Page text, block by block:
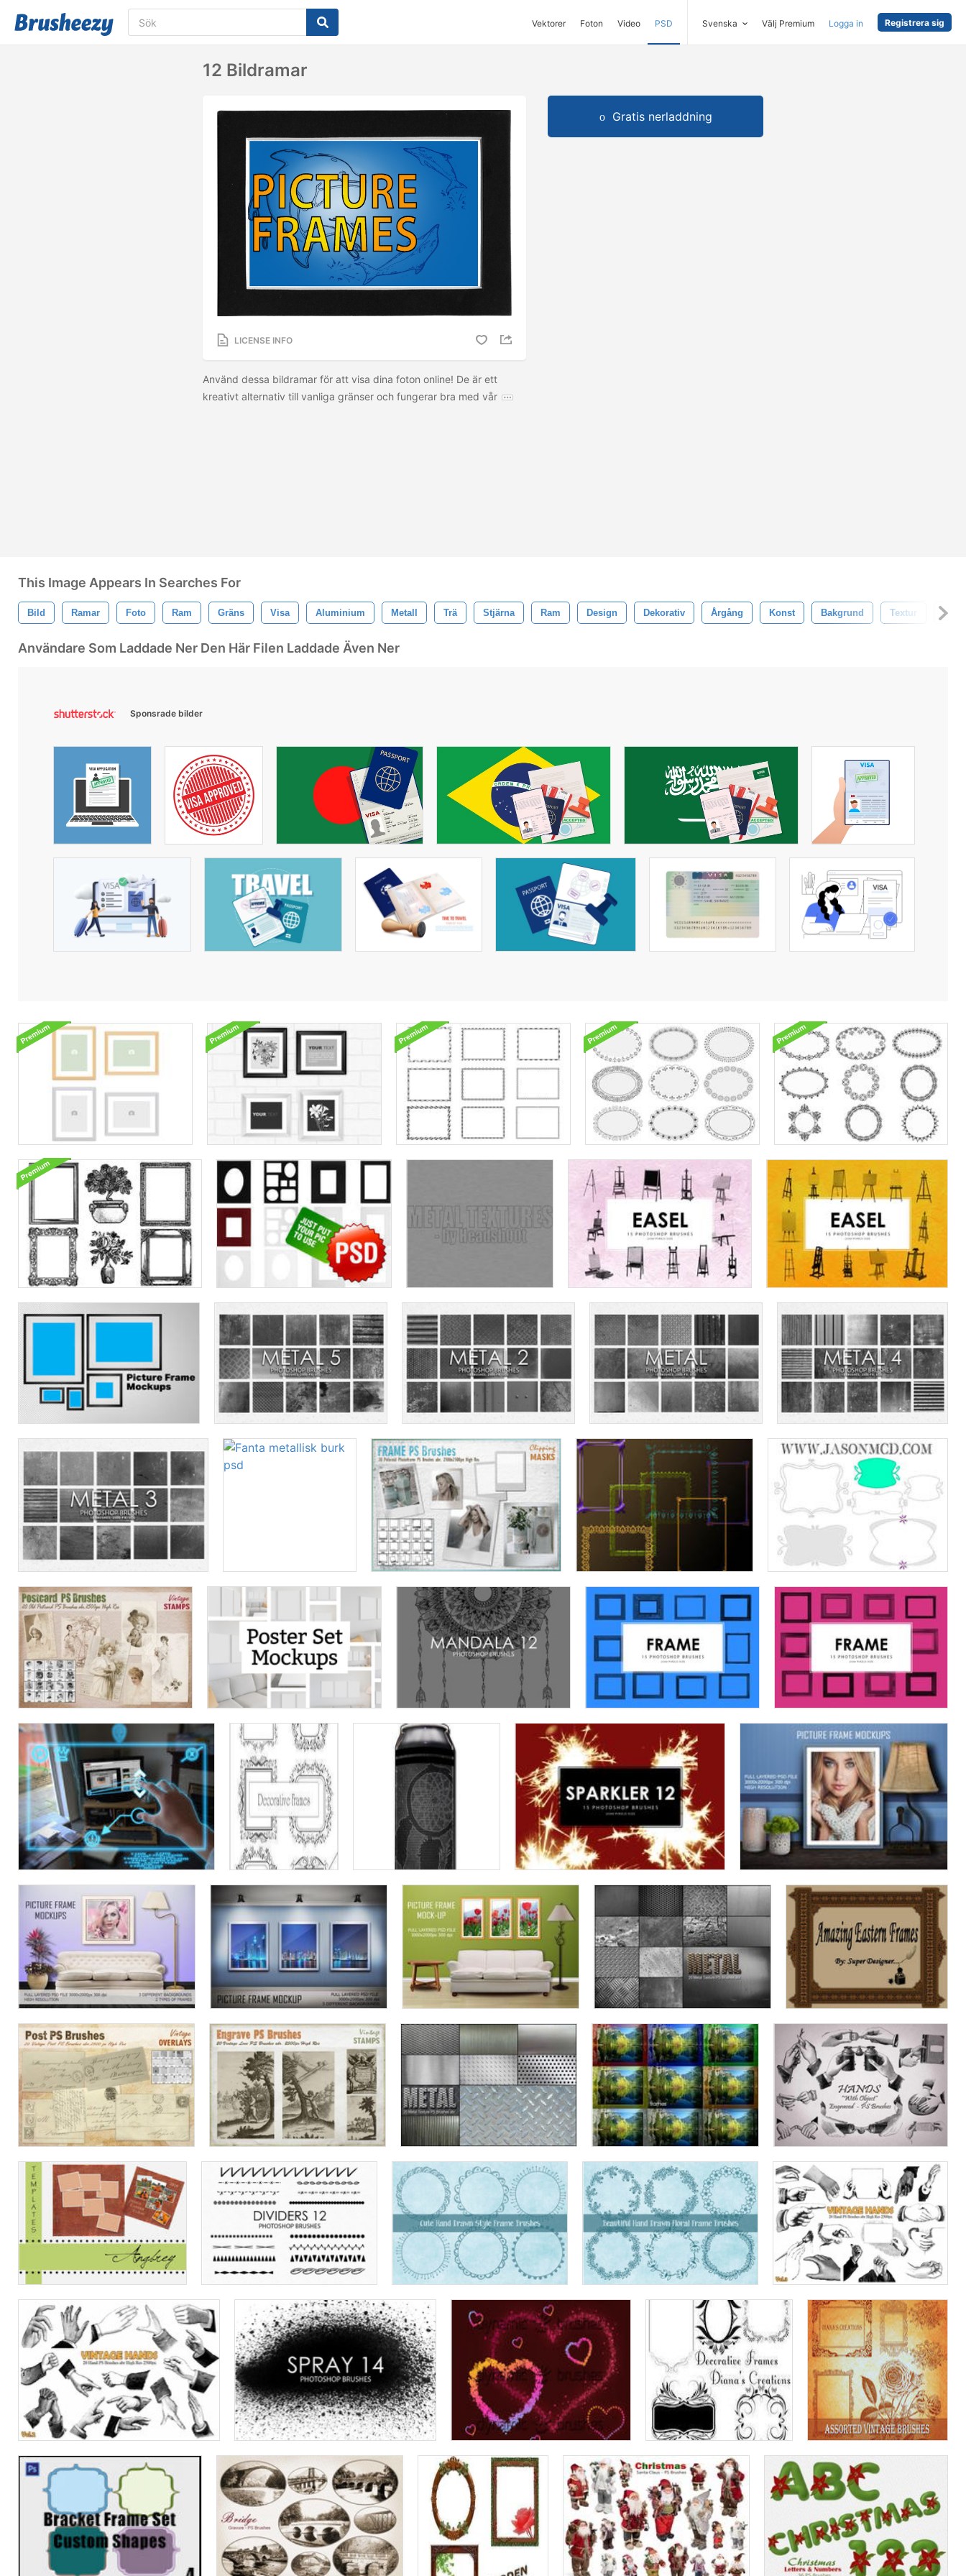
Vektorer Foton Video PSD Svenska Välj Premium Logga in Registrera sig
12 Bildramar
LICENSE INFO
Använd dessa bildramar för att visa dina foton online! De är ett
kreativt alternativ till vanliga gränser och fungerar bra med vår
Gratis nerladdning
This Image Appears In Searches For
Bild Ramar Foto Ram Gräns Visa Aluminium Metall Trä Stjärna Ram Design Dekorativ Årgång Konst Bakgrund Textur Bild
Användare Som Laddade Ner Den Här Filen Laddade Även Ner
Sponsrade bilder